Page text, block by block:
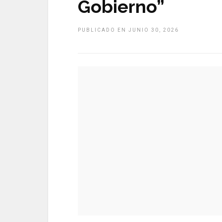
Gobierno”
PUBLICADO EN JUNIO 30, 2026